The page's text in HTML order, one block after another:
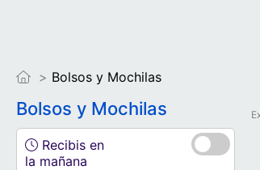
Bolsos y Mochilas
Bolsos y Mochilas
Recibis en
la mañana